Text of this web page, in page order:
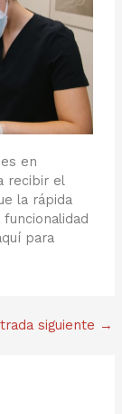
en
recibir el
la rápida
para
siguiente →